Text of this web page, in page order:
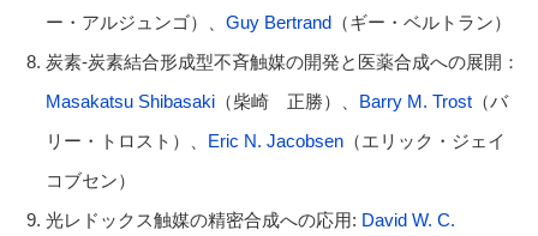
ー・アルジュンゴ）、 Guy Bertrand（ギー・ベルトラン）
炭素-炭素結合形成型不斉触媒の開発と医薬合成への展開：
Masakatsu Shibasaki（柴崎 正勝）、 Barry M. Trost（バ
リー・トロスト）、 Eric N. Jacobsen（エリック・ジェイ
コブセン）
光レドックス触媒の精密合成への応用: David W. C.